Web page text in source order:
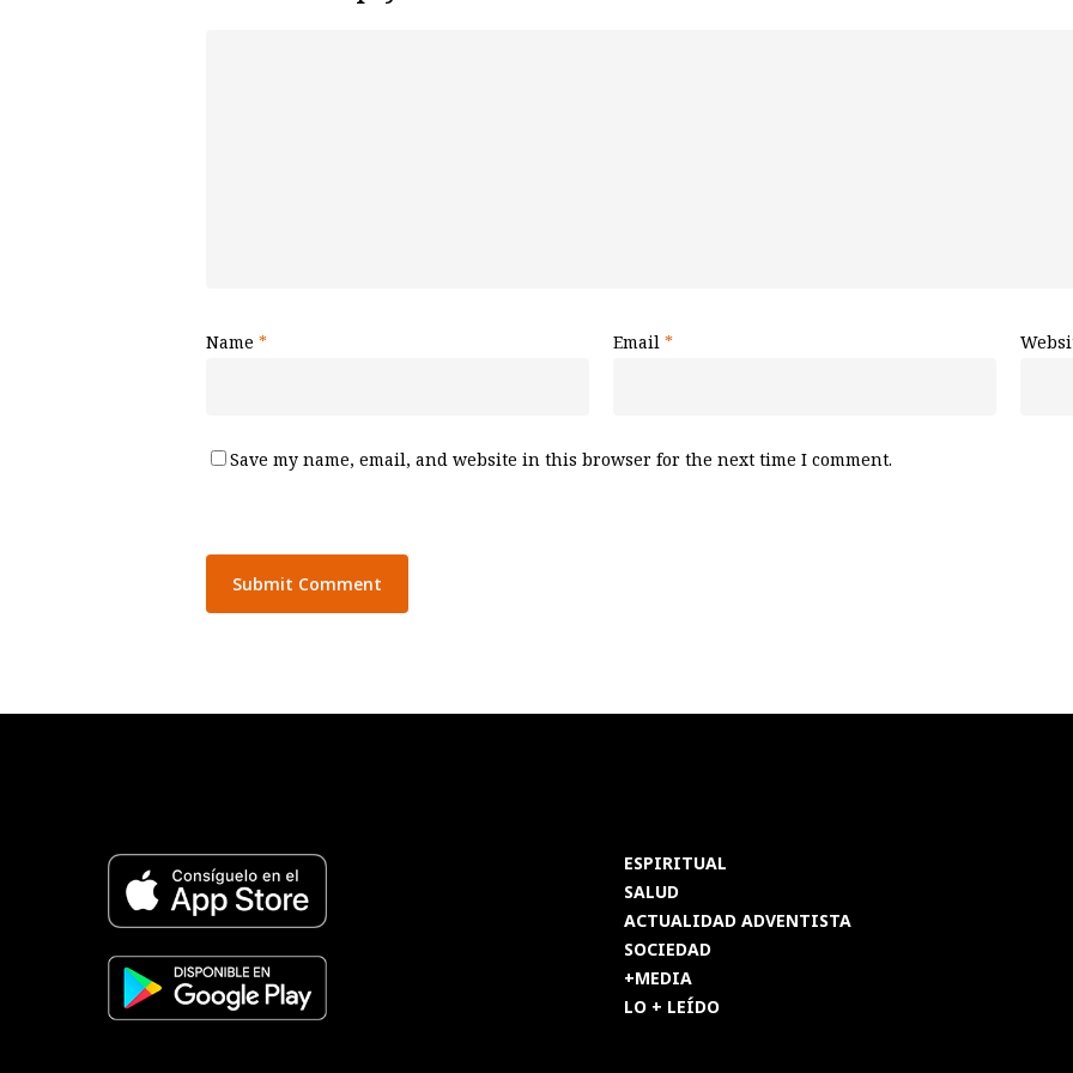
Name * Email *
Save my name, email, and website in this browser for the next time I comment.
ESPIRITUAL
SALUD
ACTUALIDAD ADVENTISTA
SOCIEDAD
+MEDIA
LO + LEÍDO